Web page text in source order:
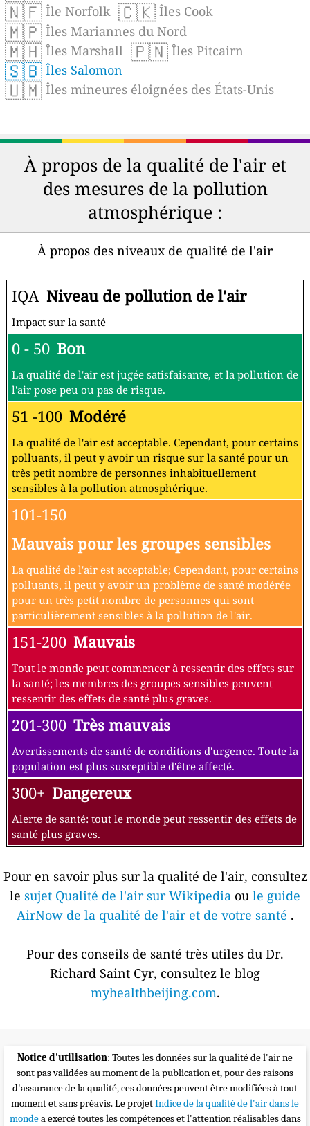
🇳🇫 Île Norfolk 🇨🇰 Îles Cook
🇲🇵 Îles Mariannes du Nord
🇲🇭 Îles Marshall 🇵🇳 Îles Pitcairn
🇸🇧 Îles Salomon
🇺🇲 Îles mineures éloignées des États-Unis
À propos de la qualité de l'air et
des mesures de la pollution
atmosphérique :
À propos des niveaux de qualité de l'air
IQA Niveau de pollution de l'air
Impact sur la santé
0 - 50 Bon
La qualité de l'air est jugée satisfaisante, et la pollution de
l'air pose peu ou pas de risque.
51 -100 Modéré
La qualité de l'air est acceptable. Cependant, pour certains
polluants, il peut y avoir un risque sur la santé pour un
très petit nombre de personnes inhabituellement
sensibles à la pollution atmosphérique.
101-150
Mauvais pour les groupes sensibles
La qualité de l'air est acceptable; Cependant, pour certains
polluants, il peut y avoir un problème de santé modérée
pour un très petit nombre de personnes qui sont
particulièrement sensibles à la pollution de l'air.
151-200 Mauvais
Tout le monde peut commencer à ressentir des effets sur
la santé; les membres des groupes sensibles peuvent
ressentir des effets de santé plus graves.
201-300 Très mauvais
Avertissements de santé de conditions d'urgence. Toute la
population est plus susceptible d'être affecté.
300+ Dangereux
Alerte de santé: tout le monde peut ressentir des effets de
santé plus graves.
Pour en savoir plus sur la qualité de l'air, consultez
le sujet Qualité de l'air sur Wikipedia ou le guide
AirNow de la qualité de l'air et de votre santé .
Pour des conseils de santé très utiles du Dr.
Richard Saint Cyr, consultez le blog
myhealthbeijing.com.
Notice d'utilisation: Toutes les données sur la qualité de l'air ne
sont pas validées au moment de la publication et, pour des raisons
d'assurance de la qualité, ces données peuvent être modifiées à tout
moment et sans préavis. Le projetIndice de la qualité de l'air dans le
mondea exercé toutes les compétences et l'attention réalisables dans